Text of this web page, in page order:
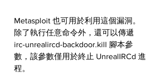
Metasploit 也可用於利用這個漏洞。
除了執行任意命令外，還可以傳遞
irc-unrealircd-backdoor.kill 腳本參
數，該參數僅用於終止 UnrealIRCd 進
程。